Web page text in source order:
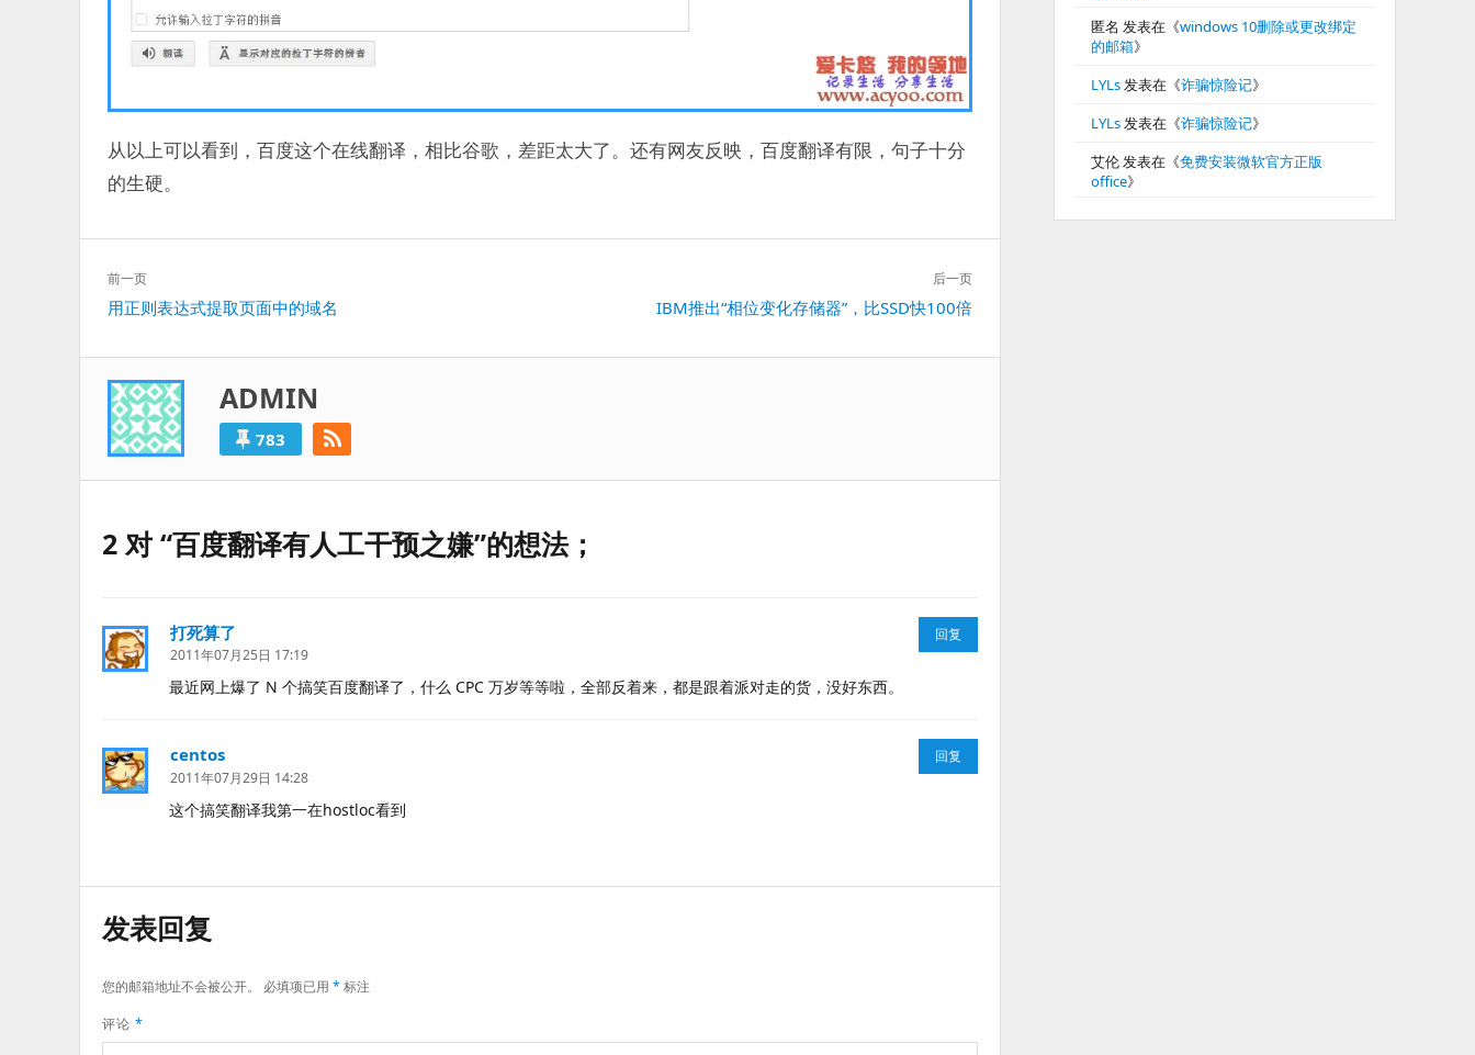
从以上可以看到，百度这个在线翻译，相比谷歌，差距太大了。还有网友反映，百度翻译有限，句子十分
的生硬。
文
章
导
航
前一页
上
篇：
用正则表达式提取页面中的域名
后一页
篇：
IBM推出“相位变化存储器”，比SSD快100倍
ADMIN
783
2 对 “百度翻译有人工干预之嫌”的想法；
打死算了
道：
2011年07月25日 17:19
最近网上爆了 N 个搞笑百度翻译了，什么 CPC 万岁等等啦，全部反着来，都是跟着派对走的货，没好东西。
回复
centos
道：
2011年07月29日 14:28
这个搞笑翻译我第一在hostloc看到
回复
发表回复
您的邮箱地址不会被公开。 必填项已用 *标注
评论 *
匿名 发表在《windows 10删除或更改绑定
的邮箱》
LYLs发表在《诈骗惊险记》
LYLs发表在《诈骗惊险记》
艾伦发表在《免费安装微软官方正版
office》